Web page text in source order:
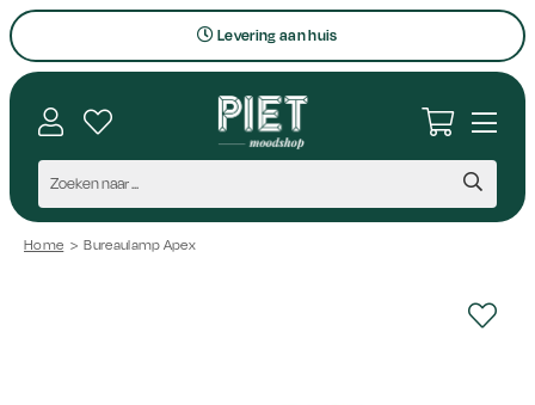
Levering aan huis
Interieuradvies op maat
Persoonlijk aanspreekpunt
Home > Bureaulamp Apex